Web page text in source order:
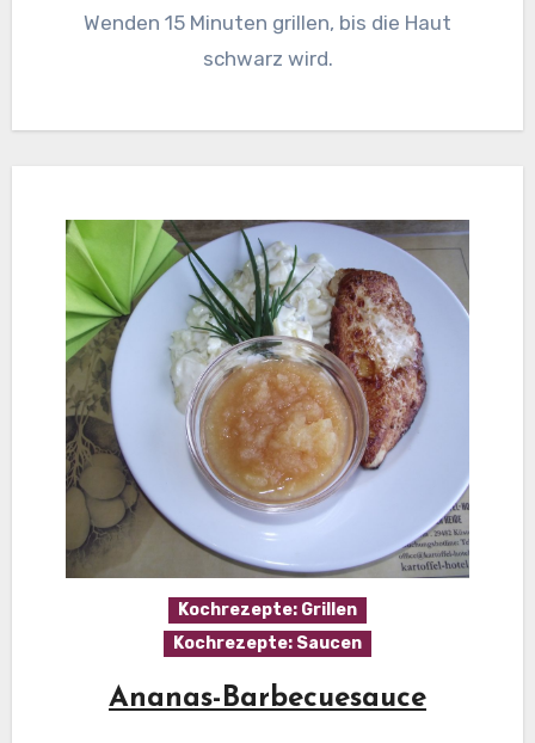
Wenden 15 Minuten grillen, bis die Haut
schwarz wird.
Kochrezepte: Grillen
Kochrezepte: Saucen
Ananas-Barbecuesauce